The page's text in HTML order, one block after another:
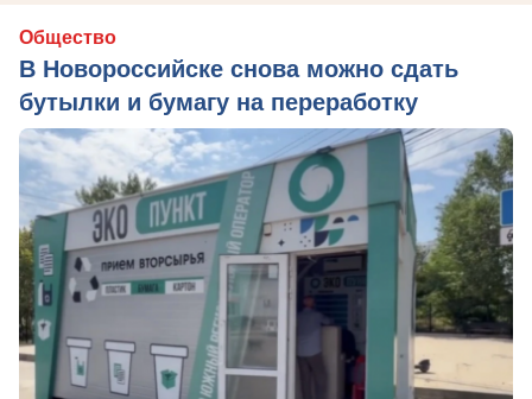
Общество
В Новороссийске снова можно сдать
бутылки и бумагу на переработку